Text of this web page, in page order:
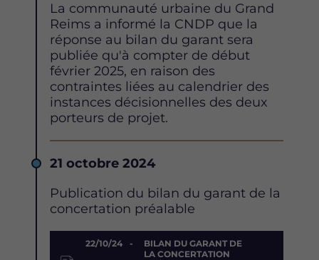
Description
La communauté urbaine du Grand
Reims a informé la CNDP que la
réponse au bilan du garant sera
publiée qu'à compter de début
février 2025, en raison des
contraintes liées au calendrier des
instances décisionnelles des deux
porteurs de projet.
Date
21 octobre 2024
Description
Publication du bilan du garant de la
concertation préalable
Document
22/10/24
BILAN DU GARANT DE
LA CONCERTATION